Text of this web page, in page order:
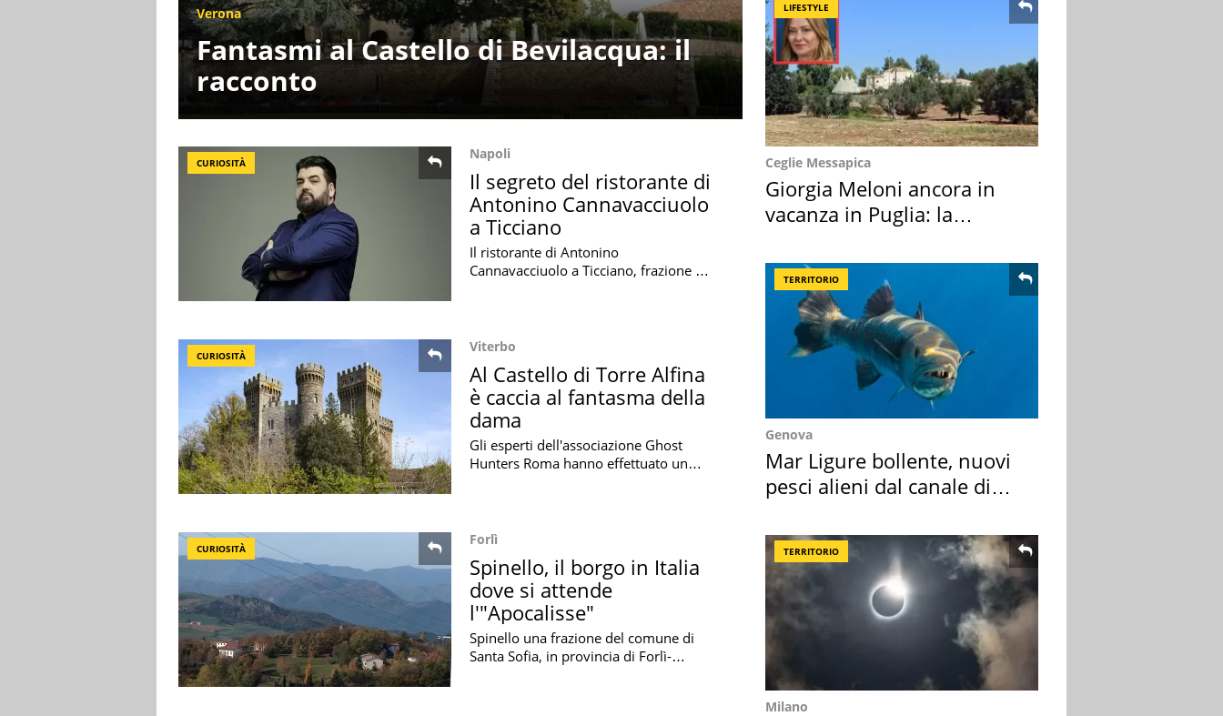
Verona
Fantasmi al Castello di Bevilacqua: il
racconto
CURIOSITÀ
Napoli
Il segreto del ristorante di
Antonino Cannavacciuolo
a Ticciano
Il ristorante di Antonino
Cannavacciuolo a Ticciano, frazione di
CURIOSITÀ
Viterbo
Al Castello di Torre Alfina
è caccia al fantasma della
dama
Gli esperti dell'associazione Ghost
Hunters Roma hanno effettuato un
CURIOSITÀ
Forlì
Spinello, il borgo in Italia
dove si attende
l'"Apocalisse"
Spinello una frazione del comune di
Santa Sofia, in provincia di Forlì-
LIFESTYLE
Ceglie Messapica
Giorgia Meloni ancora in
vacanza in Puglia: la
TERRITORIO
Genova
Mar Ligure bollente, nuovi
pesci alieni dal canale di
TERRITORIO
Milano